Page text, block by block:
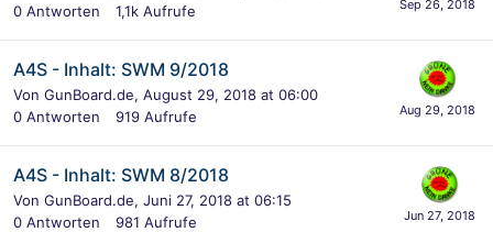
0 Antworten 1,1k Aufrufe
A4S - Inhalt: SWM 9/2018
Von GunBoard.de, August 29, 2018 at 06:00
0 Antworten 919 Aufrufe
A4S - Inhalt: SWM 8/2018
Von GunBoard.de, Juni 27, 2018 at 06:15
0 Antworten 981 Aufrufe